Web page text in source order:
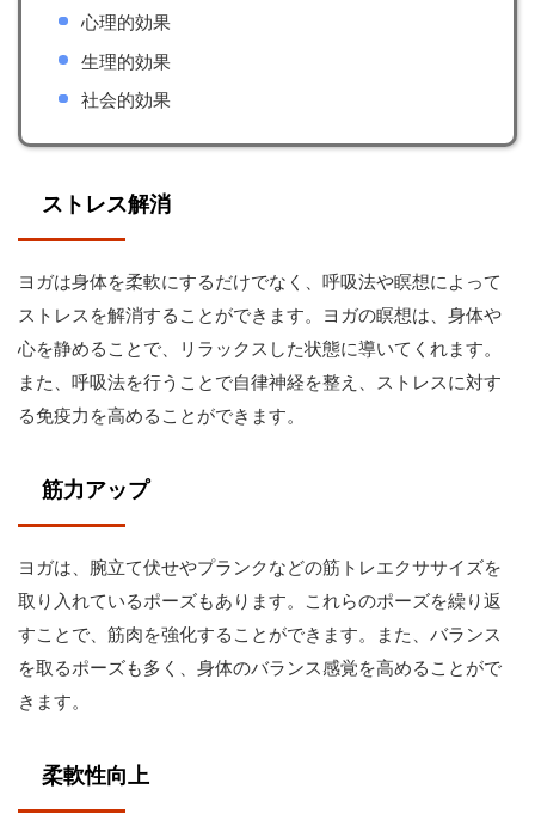
心理的効果
生理的効果
社会的効果
ストレス解消
ヨガは身体を柔軟にするだけでなく、呼吸法や瞑想によって
ストレスを解消することができます。ヨガの瞑想は、身体や
心を静めることで、リラックスした状態に導いてくれます。
また、呼吸法を行うことで自律神経を整え、ストレスに対す
る免疫力を高めることができます。
筋力アップ
ヨガは、腕立て伏せやプランクなどの筋トレエクササイズを
取り入れているポーズもあります。これらのポーズを繰り返
すことで、筋肉を強化することができます。また、バランス
を取るポーズも多く、身体のバランス感覚を高めることがで
きます。
柔軟性向上